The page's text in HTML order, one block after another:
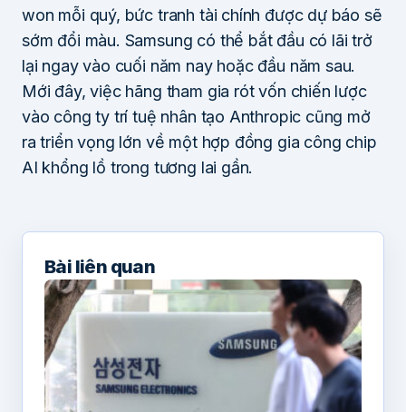
won mỗi quý, bức tranh tài chính được dự báo sẽ
sớm đổi màu. Samsung có thể bắt đầu có lãi trở
lại ngay vào cuối năm nay hoặc đầu năm sau.
Mới đây, việc hãng tham gia rót vốn chiến lược
vào công ty trí tuệ nhân tạo Anthropic cũng mở
ra triển vọng lớn về một hợp đồng gia công chip
AI khổng lồ trong tương lai gần.
Bài liên quan